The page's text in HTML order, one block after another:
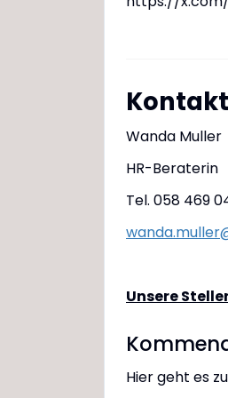
Kontakt
Wanda Muller
HR-Beraterin
Tel. 058 469
Unsere
Hier geht es